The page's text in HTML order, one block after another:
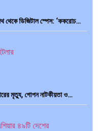
থেকে ডিজিটাল স্পেস: ‘ককরোচ…
মৃত্যু, গোপন নাটকীয়তা ও…